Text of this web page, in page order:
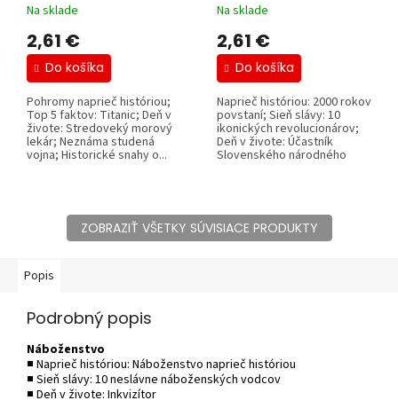
Na sklade
2,61 €
Do košíka
Pohromy naprieč históriou;
Top 5 faktov: Titanic; Deň v
živote: Stredoveký morový
lekár; Neznáma studená
vojna; Historické snahy o...
Na sklade
2,61 €
Do košíka
Naprieč históriou: 2000 rokov
povstaní; Sieň slávy: 10
ikonických revolucionárov;
Deň v živote: Účastník
Slovenského národného
ZOBRAZIŤ VŠETKY SÚVISIACE PRODUKTY
Popis
Podrobný popis
Náboženstvo
■ Naprieč históriou: Náboženstvo naprieč históriou
■ Sieň slávy: 10 neslávne náboženských vodcov
■ Deň v živote: Inkvizítor